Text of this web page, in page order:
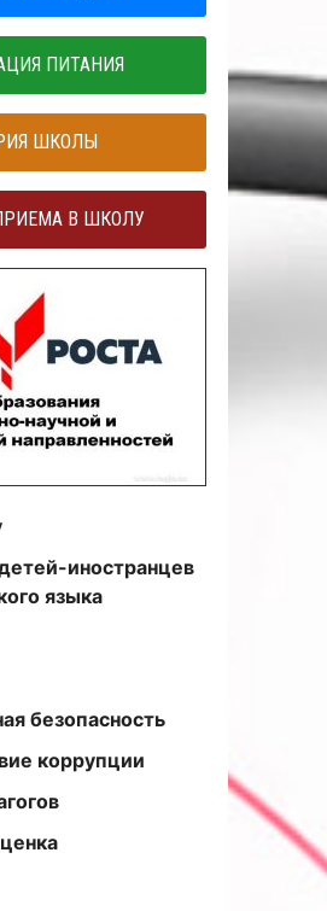
ПИТАНИЯ
ШКОЛЫ
В ШКОЛУ
иностранцев
языка
безопасность
коррупции